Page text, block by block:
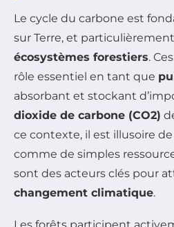
Le cycle du carbone est
sur Terre, et
écosystèmes forestiers.
rôle essentiel en tant que
absorbant et stockant
dioxide de carbone (CO2)
ce contexte, il est illusoire
comme de simples
sont des acteurs clés pour
changement climatique.